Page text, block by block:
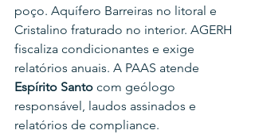
poço. Aquífero Barreiras no litoral e
Cristalino fraturado no interior. AGERH
fiscaliza condicionantes e exige
relatórios anuais. A PAAS atende
Espírito Santo com geólogo
responsável, laudos assinados e
relatórios de compliance.